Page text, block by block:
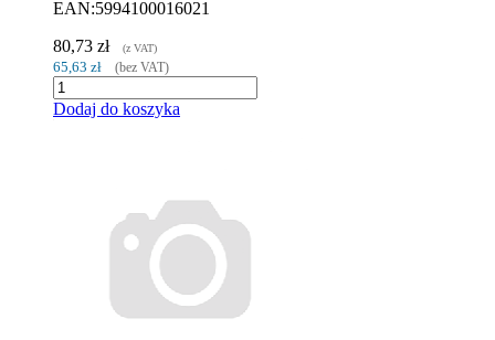
EAN:5994100016021
80,73 zł
(z VAT)
65,63 zł (bez VAT)
Dodaj do koszyka